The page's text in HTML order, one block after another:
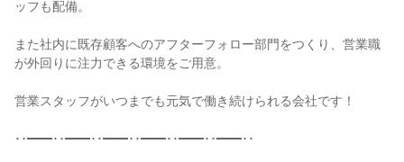
ッフも配備。
また社内に既存顧客へのアフターフォロー部門をつくり、営業職
が外回りに注力できる環境をご用意。
営業スタッフがいつまでも元気で働き続けられる会社です！
･･━━･･━━･･━━･･━━･･━━･･━━･･